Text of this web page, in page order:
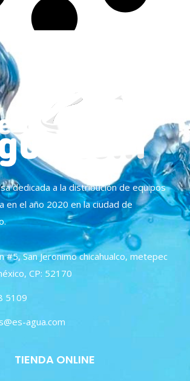
dedicada a la distribución de equipos
en el año 2020 en la ciudad de
#5, San Jeronimo chicahualco, metepec
CP: 52170
5109
agua.com
TIENDA ONLINE